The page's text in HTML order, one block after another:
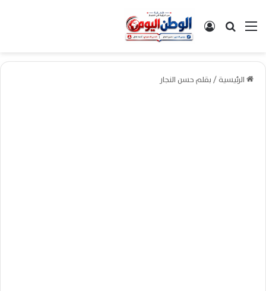
القائمةبحث عن تسجيل الدخول
الرئيسية/بقلم حسن النجار